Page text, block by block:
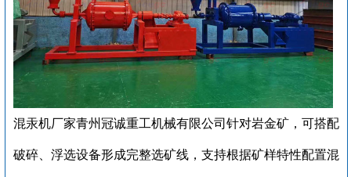
混汞机厂家青州冠诚重工机械有限公司针对岩金矿，可搭配
破碎、浮选设备形成完整选矿线‌，支持根据矿样特性配置混